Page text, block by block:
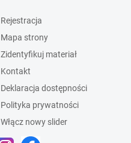
Rejestracja
Mapa strony
Zidentyfikuj materiał
Kontakt
Deklaracja dostępności
Polityka prywatności
Włącz nowy slider